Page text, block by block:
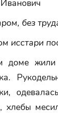
без
исстари
доме жили
хлебы